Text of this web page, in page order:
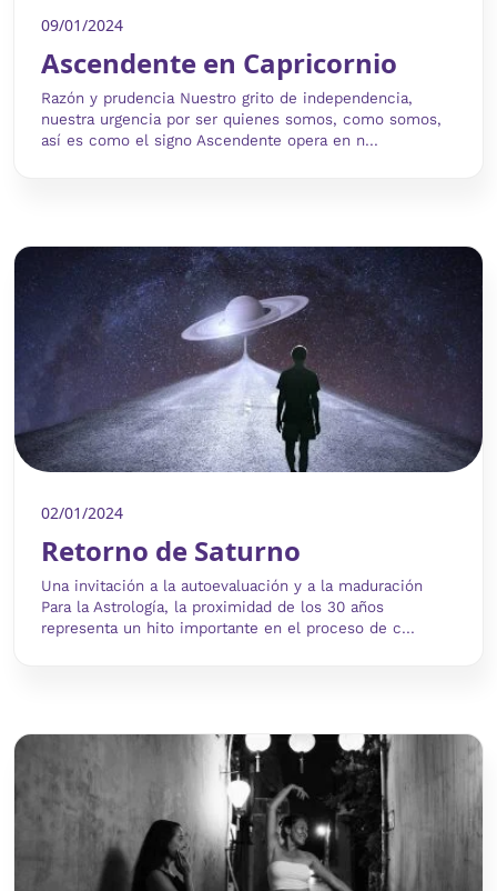
09/01/2024
Ascendente en Capricornio
Razón y prudencia Nuestro grito de independencia,
nuestra urgencia por ser quienes somos, como somos,
así es como el signo Ascendente opera en n...
02/01/2024
Retorno de Saturno
Una invitación a la autoevaluación y a la maduración
Para la Astrología, la proximidad de los 30 años
representa un hito importante en el proceso de c...